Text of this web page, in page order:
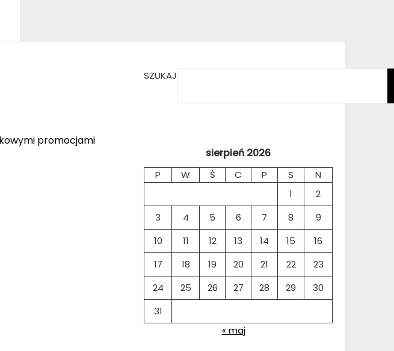
promocjami
SZUKAJ
sierpień 2026
P W Ś C P S
N
1
2
3
4 5 6 7 8
9
10
11 12 13 14 15
16
17
18 19 20 21 22
23
24
25 26 27 28 29
30
31
« maj